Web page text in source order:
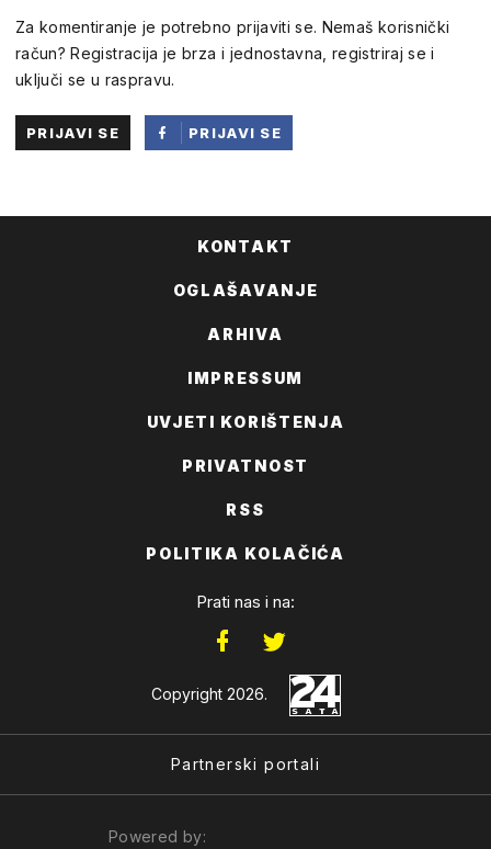
Za komentiranje je potrebno prijaviti se. Nemaš korisnički
račun? Registracija je brza i jednostavna, registriraj se i
uključi se u raspravu.
PRIJAVI SE
PRIJAVI SE
KONTAKT
OGLAŠAVANJE
ARHIVA
IMPRESSUM
UVJETI KORIŠTENJA
PRIVATNOST
RSS
POLITIKA KOLAČIĆA
Prati nas i na:
Copyright 2026.
Partnerski portali
Powered by: